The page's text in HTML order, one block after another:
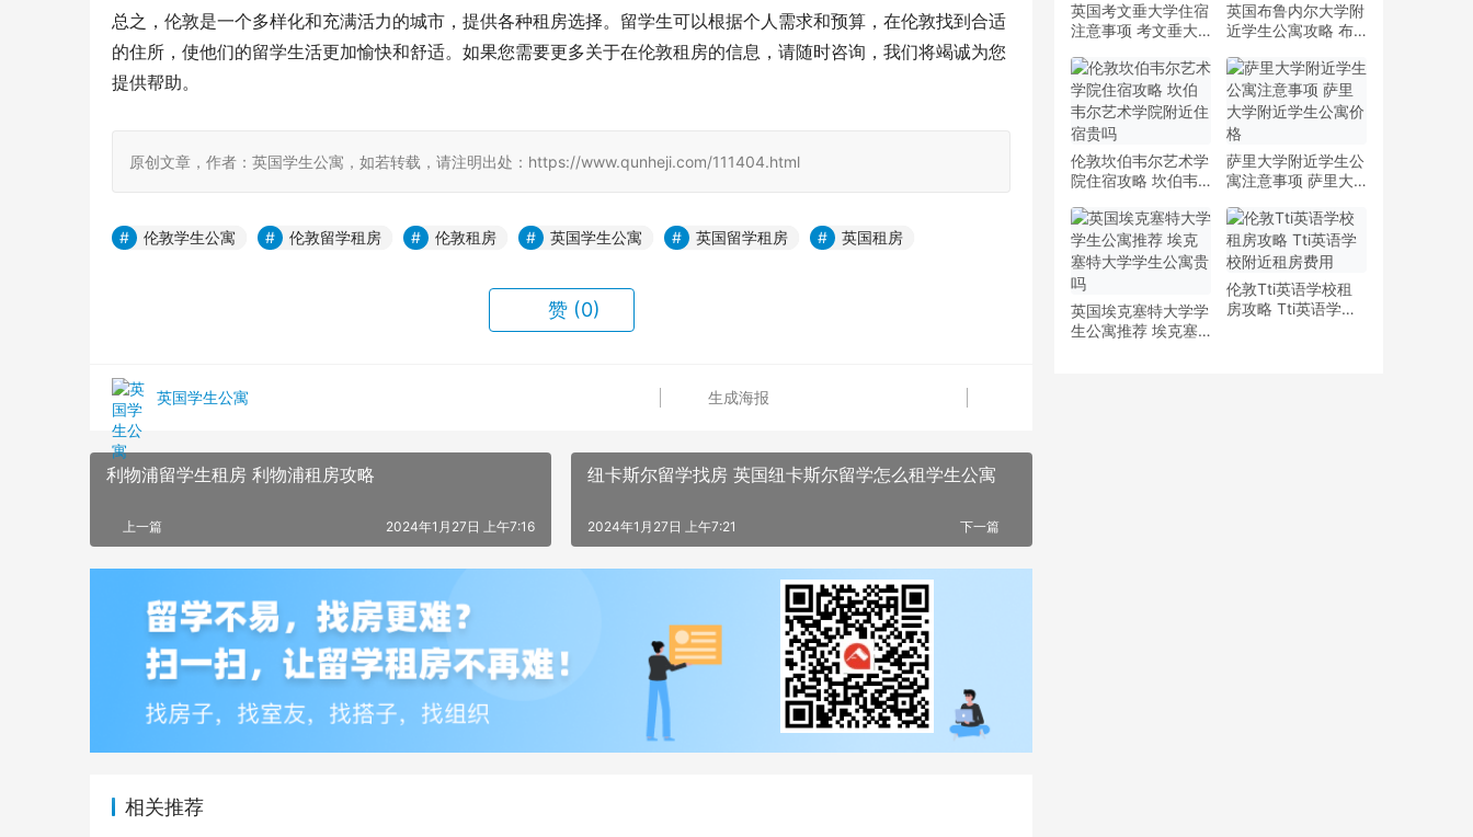
总之，伦敦是一个多样化和充满活力的城市，提供各种租房选择。留学生可以根据个人需求和预算，在伦敦找到合适
的住所，使他们的留学生活更加愉快和舒适。如果您需要更多关于在伦敦租房的信息，请随时咨询，我们将竭诚为您
提供帮助。
原创文章，作者：英国学生公寓，如若转载，请注明出处：https://www.qunheji.com/111404.html
伦敦学生公寓 伦敦留学租房 伦敦租房 英国学生公寓 英国留学租房 英国租房
赞 (0)
英国学生公寓 生成海报
利物浦留学生租房 利物浦租房攻略
上一篇 2024年1月27日 上午7:16
纽卡斯尔留学找房 英国纽卡斯尔留学怎么租学生公寓
下一篇
2024年1月27日 上午7:21
相关推荐
英国考文垂大学住宿
注意事项 考文垂大
少钱
英国布鲁内尔大学附
近学生公寓攻略 布
多少钱一周
伦敦坎伯韦尔艺术学
院住宿攻略 坎伯韦
贵吗
萨里大学附近学生公
寓注意事项 萨里大
英国埃克塞特大学学
生公寓推荐 埃克塞
伦敦Tti英语学校租
房攻略 Tti英语学校